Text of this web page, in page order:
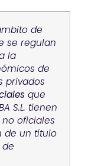
de
se regulan
la
de
privados
que
S.L. tienen
oficiales
de un título